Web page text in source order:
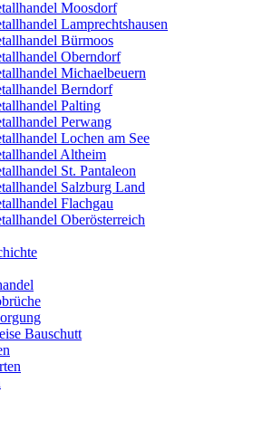
Moosdorf
Lamprechtshausen
Bürmoos
Oberndorf
Michaelbeuern
Berndorf
Palting
Perwang
Lochen am See
Altheim
St. Pantaleon
Salzburg Land
Flachgau
Oberösterreich
Bauschutt